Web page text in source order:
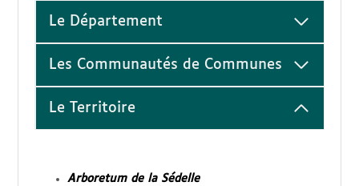
Le Département
Les Communautés de Communes
Le Territoire
Arboretum de la Sédelle